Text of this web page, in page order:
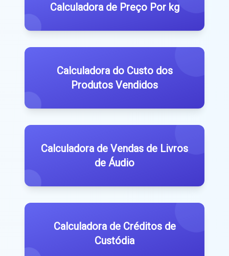
Calculadora de Preço Por kg
Calculadora do Custo dos
Produtos Vendidos
Calculadora de Vendas de Livros
de Áudio
Calculadora de Créditos de
Custódia